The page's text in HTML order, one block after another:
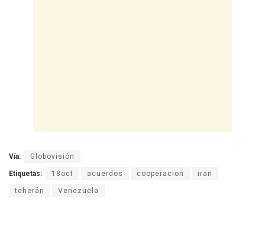
Vía: Globovisión
Etiquetas: 18oct acuerdos cooperacion iran
teherán Venezuela